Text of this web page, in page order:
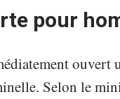
pour
ouvert
Selon le